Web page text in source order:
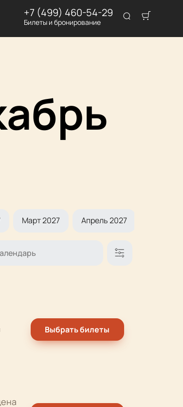
+7 (499) 460-54-29
Билеты и бронирование
Март 2027 Апрель 2027
Выбрать билеты